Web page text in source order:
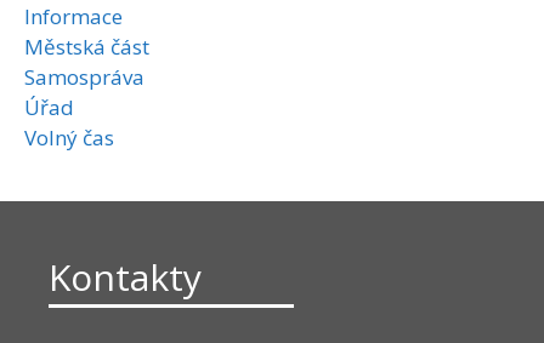
Informace
Městská část
Samospráva
Úřad
Volný čas
Kontakty